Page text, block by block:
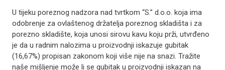
U tijeku poreznog nadzora nad tvrtkom “S.” d.o.o. koja ima
odobrenje za ovlaštenog držatelja poreznog skladišta i za
porezno skladište, koja unosi sirovu kavu koju prži, utvrđeno
je da u radnim nalozima u proizvodnji iskazuje gubitak
(16,67%) propisan zakonom koji više nije na snazi. Tražite
naše mišljenje može li se gubitak u proizvodnji iskazan na